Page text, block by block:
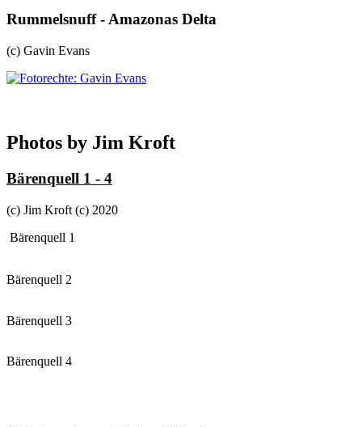
Rummelsnuff - Amazonas Delta
(c) Gavin Evans
Photos by Jim Kroft
Bärenquell 1 - 4
(c) Jim Kroft (c) 2020
Bärenquell 1
Bärenquell 2
Bärenquell 3
Bärenquell 4